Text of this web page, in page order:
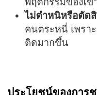
ไม่ตำหนิหรือตัด
คนตระหนี่ เพรา
ติดมากขึ้น
ประโยชน์ของการ